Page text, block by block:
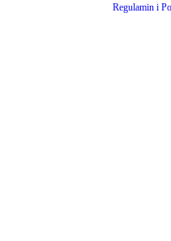
Regulamin i